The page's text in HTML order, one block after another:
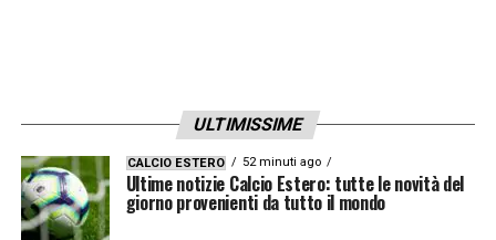
ULTIMISSIME
CALCIO ESTERO 52 minuti ago
Ultime notizie Calcio Estero: tutte le novità del
giorno provenienti da tutto il mondo